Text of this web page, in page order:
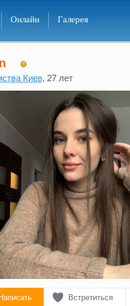
Онлайн Галерея
Киев, 27 лет
Написать Встретиться